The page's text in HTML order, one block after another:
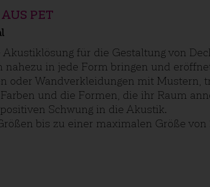
PET
für die Gestaltung von
in jede Form bringen und
oder Wandverkleidungen mit Mustern,
und die Formen, die ihr Raum
Schwung in die Akustik.
bis zu einer maximalen Größe